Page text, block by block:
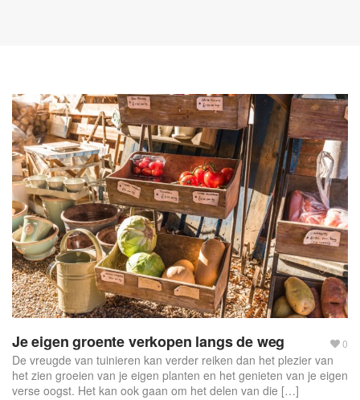
c
h
f
o
r
m
Je eigen groente verkopen langs de weg
De vreugde van tuinieren kan verder reiken dan het plezier van
het zien groeien van je eigen planten en het genieten van je eigen
verse oogst. Het kan ook gaan om het delen van die […]
0